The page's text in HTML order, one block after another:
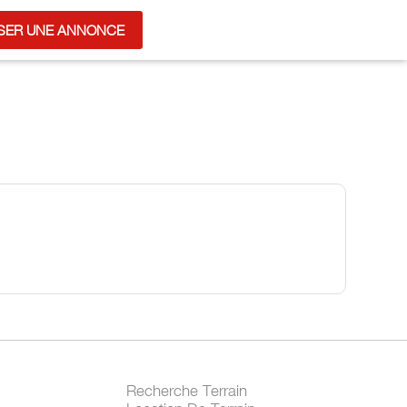
UNE ANNONCE
Recherche Terrain